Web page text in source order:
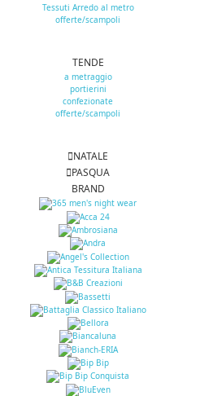
Tessuti Arredo al metro
offerte/scampoli
TENDE
a metraggio
portierini
confezionate
offerte/scampoli
NATALE
PASQUA
BRAND